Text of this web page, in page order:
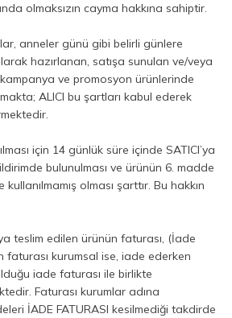
olmaksızın cayma hakkına sahiptir.
anneler günü gibi belirli günlere
hazırlanan, satışa sunulan ve/veya
ve promosyon ürünlerinde
ALICI bu şartları kabul ederek
için 14 günlük süre içinde SATICI’ya
bulunulması ve ürünün 6. madde
olması şarttır. Bu hakkın
teslim edilen ürünün faturası, (İade
faturası kurumsal ise, iade ederken
iade faturası ile birlikte
Faturası kurumlar adına
İADE FATURASI kesilmediği takdirde